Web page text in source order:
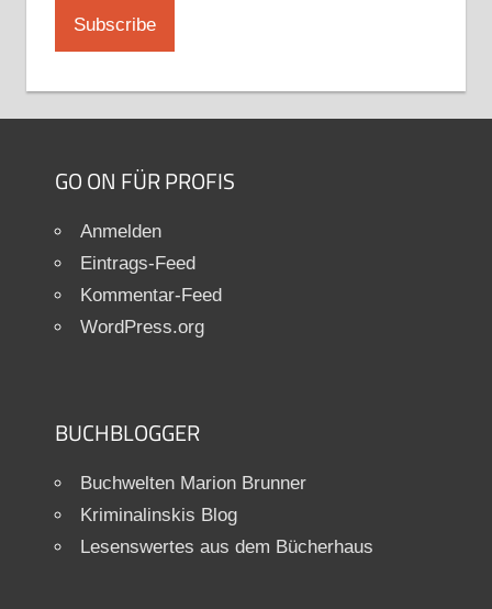
GO ON FÜR PROFIS
Anmelden
Eintrags-Feed
Kommentar-Feed
WordPress.org
BUCHBLOGGER
Buchwelten Marion Brunner
Kriminalinskis Blog
Lesenswertes aus dem Bücherhaus